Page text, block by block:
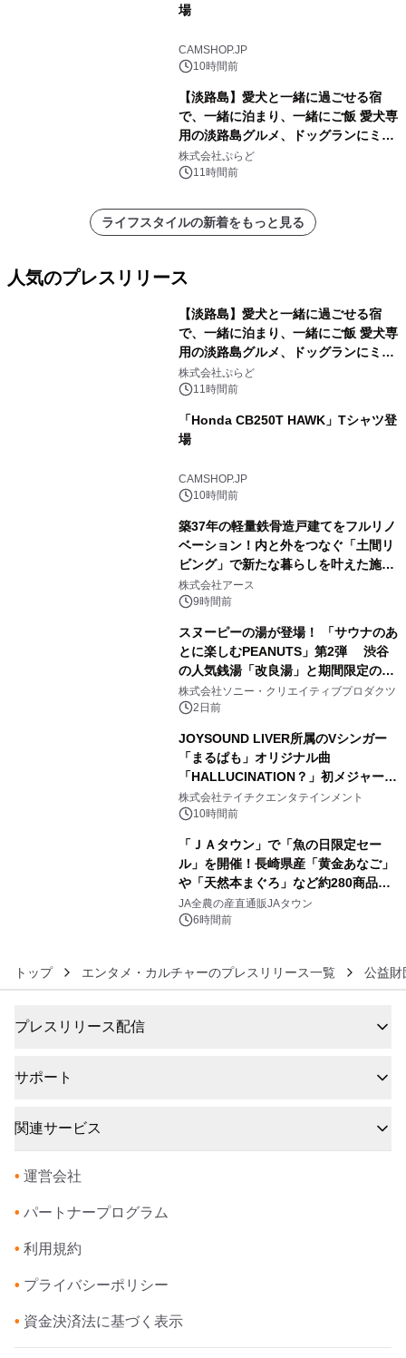
場
CAMSHOP.JP
10時間前
【淡路島】愛犬と一緒に過ごせる宿
で、一緒に泊まり、一緒にご飯 愛犬専
用の淡路島グルメ、ドッグランにミニ
プール グランピングとトレーラーハウ
スの2施設で
株式会社ぷらど
11時間前
ライフスタイルの新着をもっと見る
人気のプレスリリース
【淡路島】愛犬と一緒に過ごせる宿
で、一緒に泊まり、一緒にご飯 愛犬専
用の淡路島グルメ、ドッグランにミニ
プール グランピングとトレーラーハウ
スの2施設で
株式会社ぷらど
11時間前
「Honda CB250T HAWK」Tシャツ登
場
CAMSHOP.JP
10時間前
築37年の軽量鉄骨造戸建てをフルリノ
ベーション！内と外をつなぐ「土間リ
ビング」で新たな暮らしを叶えた施工
事例を株式会社アースが公開
株式会社アース
9時間前
スヌーピーの湯が登場！ 「サウナのあ
とに楽しむPEANUTS」第2弾 渋谷
の人気銭湯「改良湯」と期間限定のコ
ラボレーション サウナイキタイコラ
ボグッズも発売決定！
株式会社ソニー・クリエイティブプロダクツ
2日前
JOYSOUND LIVER所属のVシンガー
「まるぱも」オリジナル曲
「HALLUCINATION？」初メジャー配
信リリース決定！
株式会社テイチクエンタテインメント
10時間前
「ＪＡタウン」で「魚の日限定セー
ル」を開催！長崎県産「黄金あなご」
や「天然本まぐろ」など約280商品を
販売！～毎月１０日の定例企画～
JA全農の産直通販JAタウン
6時間前
トップ エンタメ・カルチャーのプレスリリース一覧 公益財
プレスリリース配信
サポート
関連サービス
• 運営会社
• パートナープログラム
• 利用規約
• プライバシーポリシー
• 資金決済法に基づく表示